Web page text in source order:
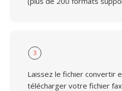
3
Laissez le fichier convertir
télécharger votre fichier